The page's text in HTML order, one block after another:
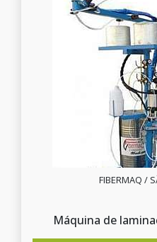
FIBERMAQ /
Máquina de